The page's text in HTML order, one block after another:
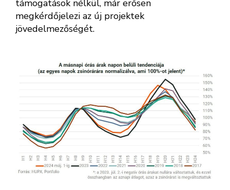
támogatások nélkül, már erősen
megkérdőjelezi az új projektek
jövedelmezőségét.